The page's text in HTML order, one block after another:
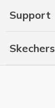
Support
Skechers